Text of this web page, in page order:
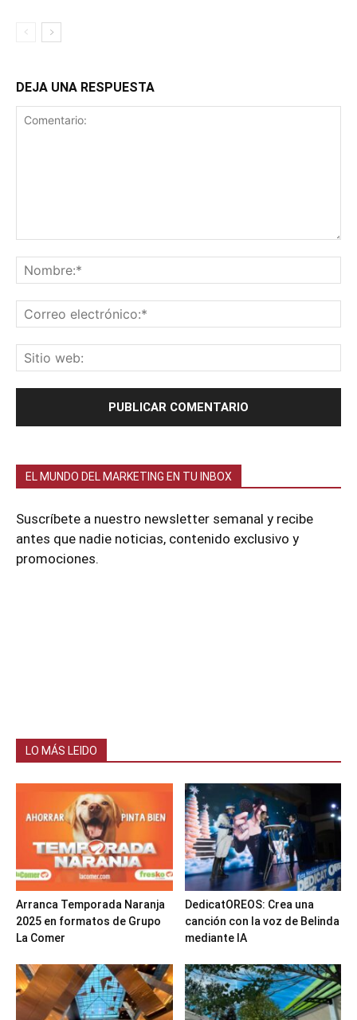
DEJA UNA RESPUESTA
EL MUNDO DEL MARKETING EN TU INBOX
Suscríbete a nuestro newsletter semanal y recibe
antes que nadie noticias, contenido exclusivo y
promociones.
LO MÁS LEIDO
Arranca Temporada Naranja
2025 en formatos de Grupo
La Comer
DedicatOREOS: Crea una
canción con la voz de Belinda
mediante IA